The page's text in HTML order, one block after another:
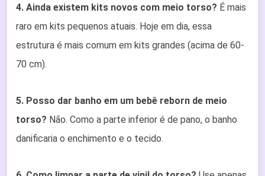
4. Ainda existem kits novos com meio torso? É mais
raro em kits pequenos atuais. Hoje em dia, essa
estrutura é mais comum em kits grandes (acima de 60-
70 cm).
5. Posso dar banho em um bebê reborn de meio
torso? Não. Como a parte inferior é de pano, o banho
danificaria o enchimento e o tecido.